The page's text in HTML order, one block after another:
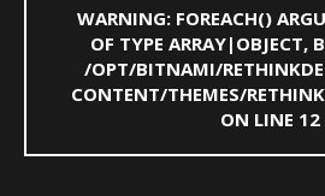
BIENESTAR
FAMILIA Y AMIGOS
DEPRESSÃO SEM RODEIOS
WARNING: FOREACH()
OF TYPE ARRAY|OBJECT,
/OPT/BITNAMI/
CONTENT/THEMES/
ON LINE 12